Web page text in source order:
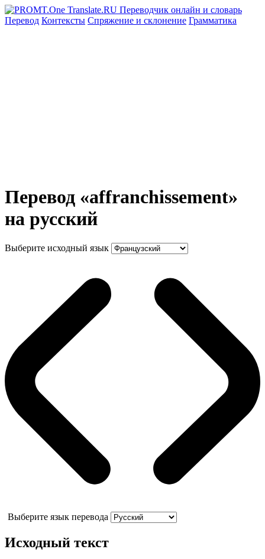
Перевод Контексты Спряжение и склонение Грамматика
Перевод «affranchissement»
на русский
Выберите исходный язык
Выберите язык перевода
Исходный текст